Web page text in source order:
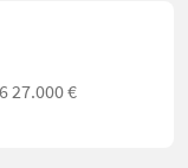
27.000 €